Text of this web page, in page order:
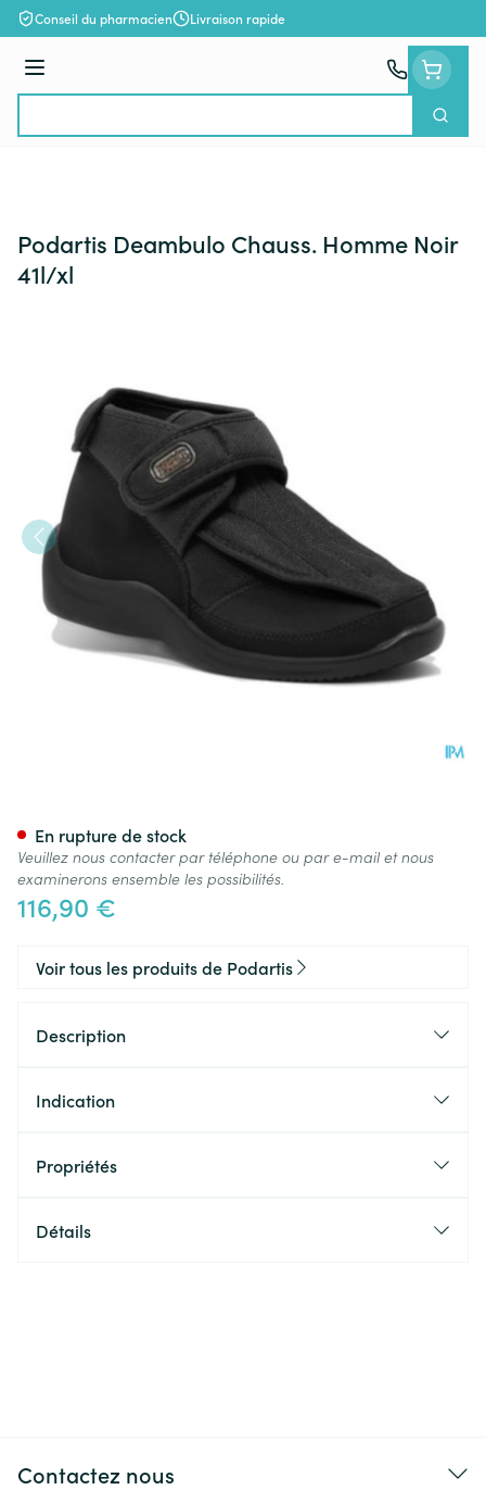
Aller au contenu
Conseil du pharmacien Livraison rapide
Menu
Podartis Deambulo Chauss. Homme Noir
41l/xl
116,90 €
En rupture de stock
Veuillez nous contacter par téléphone ou par e-mail et nous
examinerons ensemble les possibilités.
Voir tous les produits de Podartis
Description
Indication
Propriétés
Détails
Contactez nous